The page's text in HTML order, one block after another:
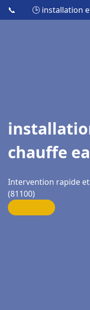
📞 🕒 installation
chauffe
Intervention rapide
(81100)